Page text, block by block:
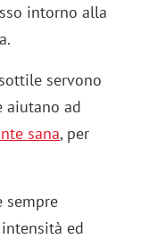
intorno alla
servono
aiutano ad
sana, per
sempre
ed